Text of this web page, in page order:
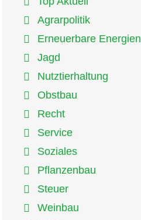
Agrarpolitik
Erneuerbare Energien
Jagd
Nutztierhaltung
Obstbau
Recht
Service
Soziales
Pflanzenbau
Steuer
Weinbau